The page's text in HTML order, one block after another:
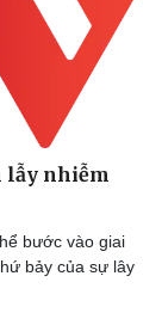
lẫy nhiễm
bước vào giai
bảy của sự lây